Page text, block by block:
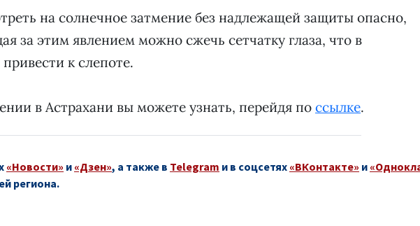
на солнечное затмение без надлежащей защиты опасно,
за этим явлением можно сжечь сетчатку глаза, что в
к слепоте.
в Астрахани вы можете узнать, перейдя по ссылке.
«Новости» и «Дзен», а также в Telegram и в соцсетях «ВКонтакте» и
региона.